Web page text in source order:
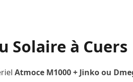
Solaire à Cuers
Atmoce M1000 + Jinko ou